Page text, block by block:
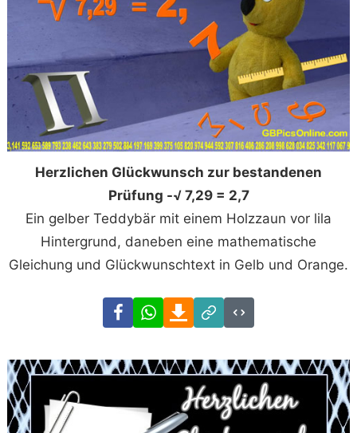
Herzlichen Glückwunsch zur bestandenen
Prüfung -√ 7,29 = 2,7
Ein gelber Teddybär mit einem Holzzaun vor lila
Hintergrund, daneben eine mathematische
Gleichung und Glückwunschtext in Gelb und Orange.
FacebookWhatsAppDownload
Link
Code